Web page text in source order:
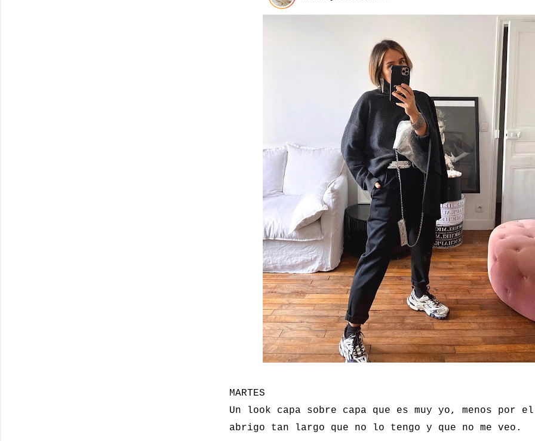
MARTES
Un look capa sobre capa que es muy yo, menos por el
abrigo tan largo que no lo tengo y que no me veo.